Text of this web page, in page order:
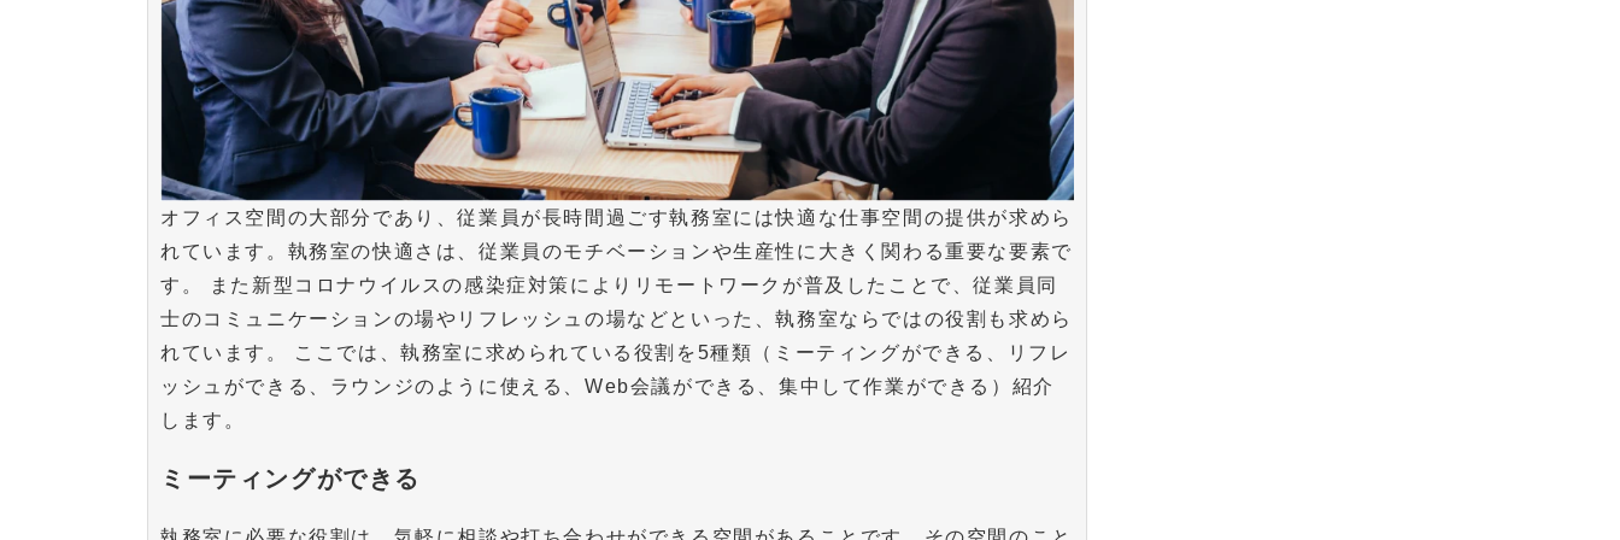
オフィス空間の大部分であり、従業員が長時間過ごす執務室には快適な仕事空間の提供が求めら
れています。執務室の快適さは、従業員のモチベーションや生産性に大きく関わる重要な要素で
す。 また新型コロナウイルスの感染症対策によりリモートワークが普及したことで、従業員同
士のコミュニケーションの場やリフレッシュの場などといった、執務室ならではの役割も求めら
れています。 ここでは、執務室に求められている役割を5種類（ミーティングができる、リフレ
ッシュができる、ラウンジのように使える、Web会議ができる、集中して作業ができる）紹介
します。
ミーティングができる